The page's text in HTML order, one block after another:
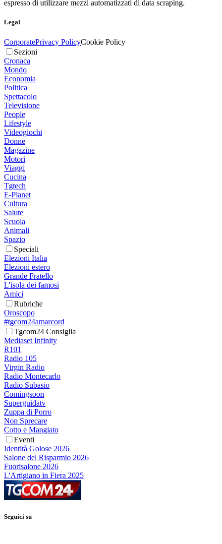
espresso di utilizzare mezzi automatizzati di data scraping.
Legal
CorporatePrivacy PolicyCookie Policy
Sezioni
Cronaca
Mondo
Economia
Politica
Spettacolo
Televisione
People
Lifestyle
Videogiochi
Donne
Magazine
Motori
Viaggi
Cucina
Tgtech
E-Planet
Cultura
Salute
Scuola
Animali
Spazio
Speciali
Elezioni Italia
Elezioni estero
Grande Fratello
L'isola dei famosi
Amici
Rubriche
Oroscopo
#tgcom24amarcord
Tgcom24 Consiglia
Mediaset Infinity
R101
Radio 105
Virgin Radio
Radio Montecarlo
Radio Subasio
Comingsoon
Superguidatv
Zuppa di Porro
Non Sprecare
Cotto e Mangiato
Eventi
Identità Golose 2026
Salone del Risparmio 2026
Fuorisalone 2026
L'Artigiano in Fiera 2025
Seguici su